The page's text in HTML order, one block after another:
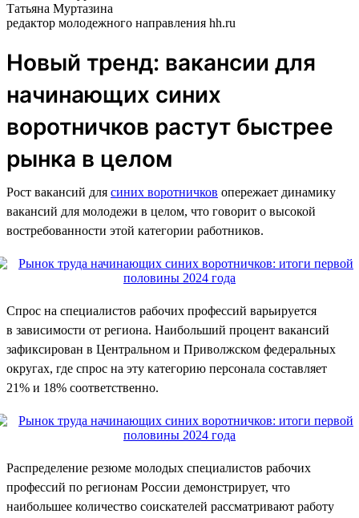
Татьяна Муртазина
редактор молодежного направления hh.ru
Новый тренд: вакансии для
начинающих синих
воротничков растут быстрее
рынка в целом
Рост вакансий для синих воротничков опережает динамику
вакансий для молодежи в целом, что говорит о высокой
востребованности этой категории работников.
Спрос на специалистов рабочих профессий варьируется
в зависимости от региона. Наибольший процент вакансий
зафиксирован в Центральном и Приволжском федеральных
округах, где спрос на эту категорию персонала составляет
21% и 18% соответственно.
Распределение резюме молодых специалистов рабочих
профессий по регионам России демонстрирует, что
наибольшее количество соискателей рассматривают работу